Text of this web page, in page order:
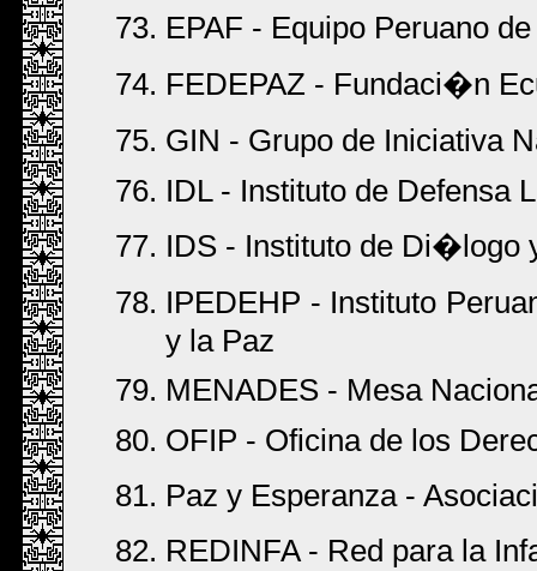
EPAF - Equipo Peruano
FEDEPAZ - Fundaci�n
GIN - Grupo de Iniciativa
IDL - Instituto de Defensa
IDS - Instituto de Di�logo
IPEDEHP - Instituto
y la Paz
MENADES - Mesa
OFIP - Oficina de los
Paz y Esperanza -
REDINFA - Red para la